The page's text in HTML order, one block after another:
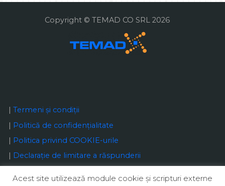
Copyright © TEMAD CO SRL 2026
| Termeni și condiții
| Politică de confidențialitate
| Politica privind COOKIE-urile
| Declaraţie de limitare a răspunderii
Acest site utilizează module cookie şi scripturi externe